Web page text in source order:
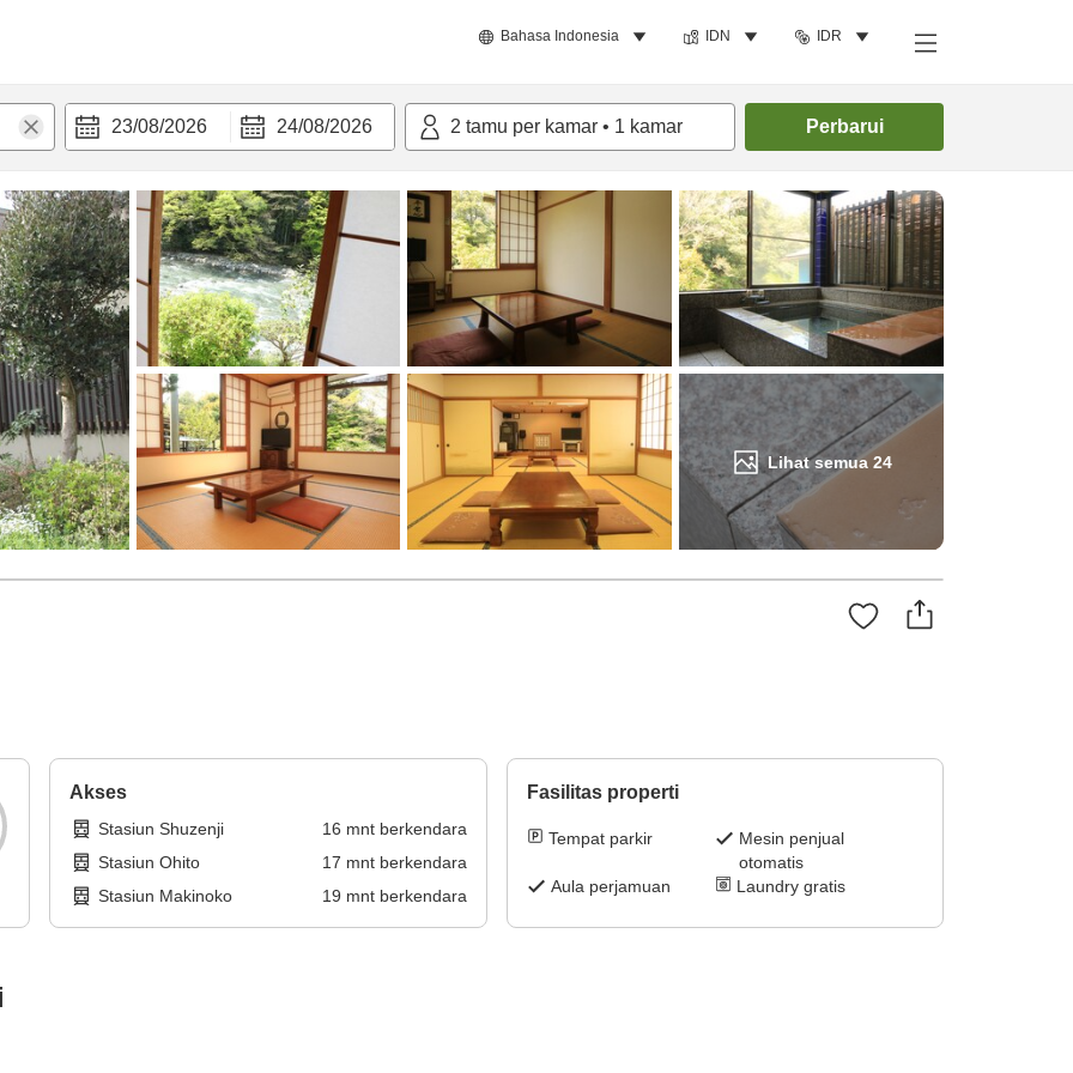
Bahasa Indonesia IDN IDR
23/08/2026 24/08/2026 2 tamu per kamar • 1 kamar Perbarui
Lihat semua 24
Cari kamar
Akses
Stasiun Shuzenji 16 mnt berkendara
Stasiun Ohito
17 mnt berkendara
Stasiun Makinoko
19 mnt berkendara
Fasilitas properti
Tempat parkir
Mesin penjual
otomatis
Aula perjamuan
Laundry gratis